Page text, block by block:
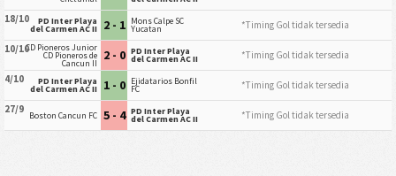
18/10
PD Inter Playa
del Carmen AC II 2 - 1 Mons Calpe SC
Yucatan
*Timing Gol tidak tersedia
10/10CD Pioneros Junior
CD Pioneros de
Cancun II 2 - 0 PD Inter Playa
del Carmen AC II
*Timing Gol tidak tersedia
4/10
PD Inter Playa
del Carmen AC II 1 - 0 Ejidatarios Bonfil
FC
*Timing Gol tidak tersedia
27/9 Boston Cancun FC 5 - 4 PD Inter Playa
del Carmen AC II *Timing Gol tidak tersedia